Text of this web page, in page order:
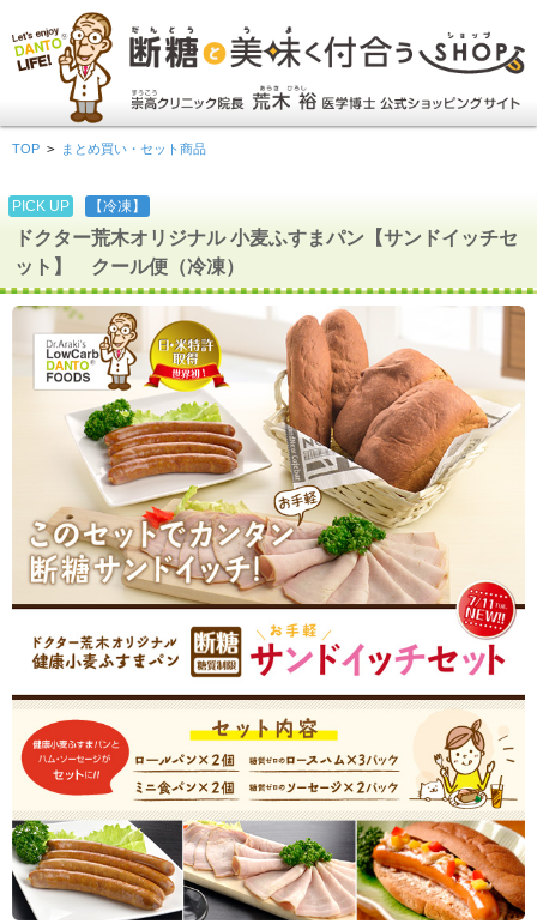
TOP > まとめ買い・セット商品
PICK UP 【冷凍】
ドクター荒木オリジナル 小麦ふすまパン【サンドイッチセ
ット】 クール便（冷凍）